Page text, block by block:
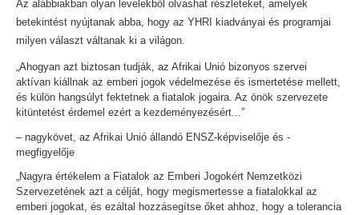
Az alábbiakban olyan levelekből olvashat részleteket, amelyek
betekintést nyújtanak abba, hogy az YHRI kiadványai és programjai
milyen választ váltanak ki a világon.
„Ahogyan azt biztosan tudják, az Afrikai Unió bizonyos szervei
aktívan kiállnak az emberi jogok védelmezése és ismertetése mellett,
és külön hangsúlyt fektetnek a fiatalok jogaira. Az önök szervezete
kitüntetést érdemel ezért a kezdeményezésért...”
– nagykövet, az Afrikai Unió állandó ENSZ-képviselője és -
megfigyelője
„Nagyra értékelem a Fiatalok az Emberi Jogokért Nemzetközi
Szervezetének azt a célját, hogy megismertesse a fiatalokkal az
emberi jogokat, és ezáltal hozzásegítse őket ahhoz, hogy a tolerancia